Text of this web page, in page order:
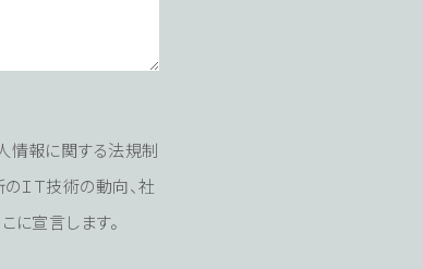
情報に関する法規制
ＩＴ技術の動向、社
に宣⾔します。